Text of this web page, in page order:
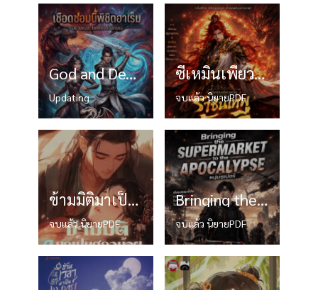
God and Devil World (เชือดซอมบี้พิชิตฮาเร็ม)
Updating
ซีเหมินเพียวเซวี่ย – ราชันเทพอัคคี
จบแล้ว นิยายPDF
ข้ามมิติมาเป็นสาวน้อยในอุ้งมือของอดีตลุง
จบแล้ว นิยายPDF
Bringing the Supermarket to the Apocalypse หนุ่มซูเปอร์
จบแล้ว นิยายPDF